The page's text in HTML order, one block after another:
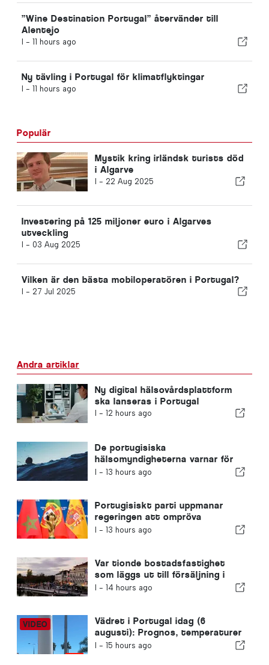
”Wine Destination Portugal” återvänder till
Alentejo
I - 11 hours ago
Ny tävling i Portugal för klimatflyktingar
I - 11 hours ago
Populär
Mystik kring irländsk turists död
i Algarve
I - 22 Aug 2025
Investering på 125 miljoner euro i Algarves
utveckling
I - 03 Aug 2025
Vilken är den bästa mobiloperatören i Portugal?
I - 27 Jul 2025
Andra artiklar
Ny digital hälsovårdsplattform
ska lanseras i Portugal
I - 12 hours ago
De portugisiska
hälsomyndigheterna varnar för
farorna med drunkning
I - 13 hours ago
Portugisiskt parti uppmanar
regeringen att ompröva
Marockos värdskap för VM 2030
I - 13 hours ago
Var tionde bostadsfastighet
som läggs ut till försäljning i
Portugal säljs på mindre än en
I - 14 hours ago
Vädret i Portugal idag (6
augusti): Prognos, temperaturer
och vad man kan förvänta sig
I - 15 hours ago